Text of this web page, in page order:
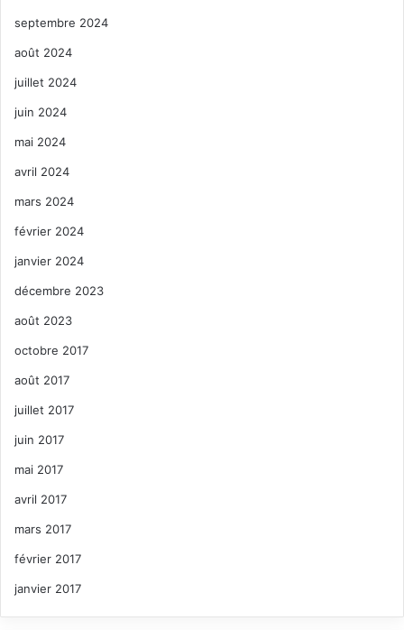
septembre 2024
août 2024
juillet 2024
juin 2024
mai 2024
avril 2024
mars 2024
février 2024
janvier 2024
décembre 2023
août 2023
octobre 2017
août 2017
juillet 2017
juin 2017
mai 2017
avril 2017
mars 2017
février 2017
janvier 2017